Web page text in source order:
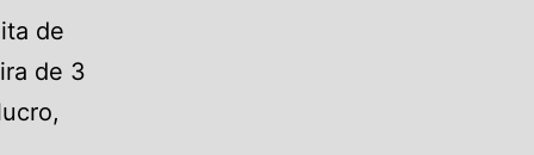
de
de 3